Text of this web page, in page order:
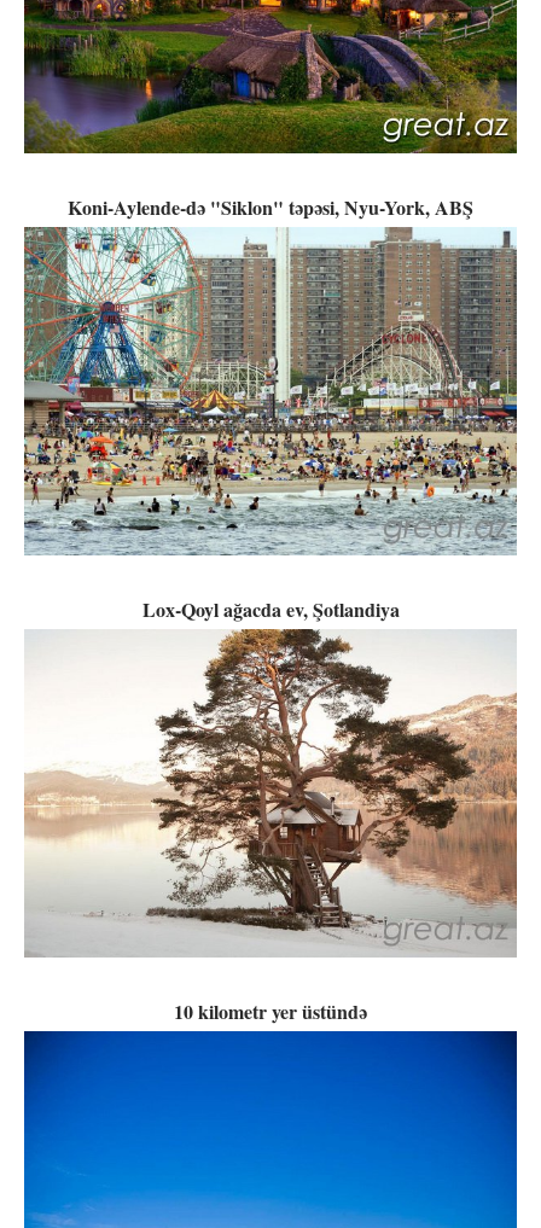
Koni-Aylende-də "Siklon" təpəsi, Nyu-York, ABŞ
Lox-Qoyl ağacda ev, Şotlandiya
10 kilometr yer üstündə